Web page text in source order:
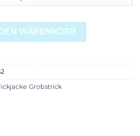
Menge
WARENKORB
Grobstrick